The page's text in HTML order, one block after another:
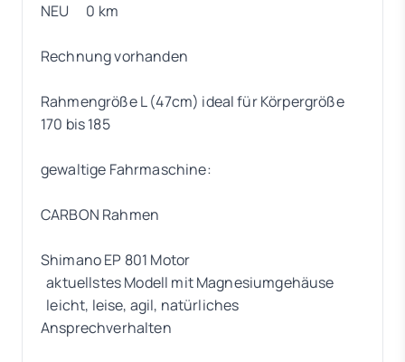
NEU 0 km
Rechnung vorhanden
Rahmengröße L (47cm) ideal für Körpergröße
170 bis 185
gewaltige Fahrmaschine:
CARBON Rahmen
Shimano EP 801 Motor
aktuellstes Modell mit Magnesiumgehäuse
leicht, leise, agil, natürliches
Ansprechverhalten